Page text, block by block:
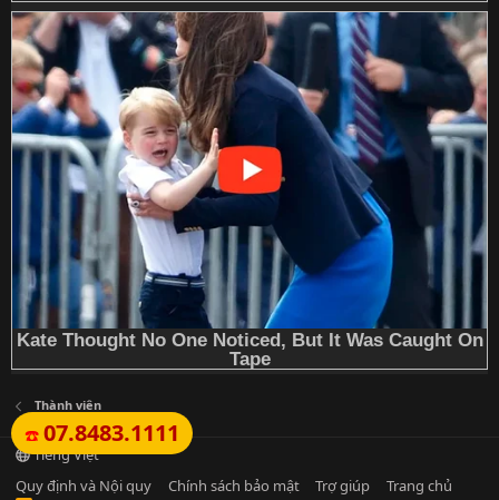
☎️ 07.8483.1111
Thành viên
Tiếng Việt
Quy định và Nội quy
Chính sách bảo mật Trợ giúp Trang chủ